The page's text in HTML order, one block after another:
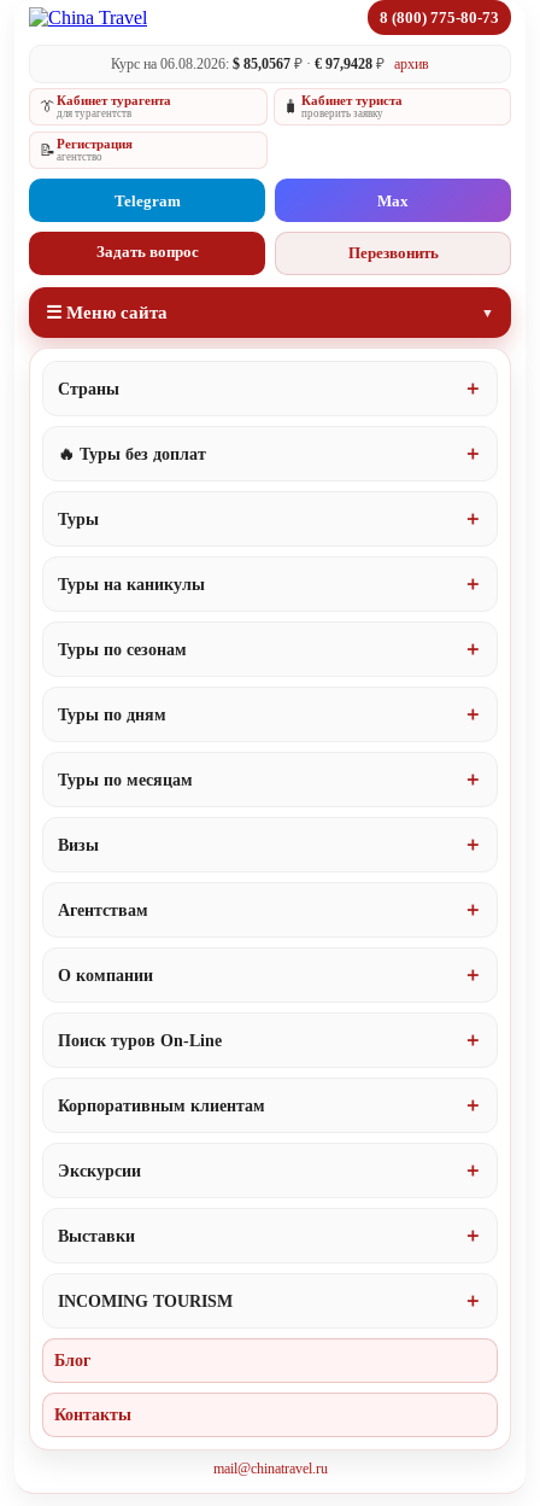
8 (800) 775-80-73
Курс на 06.08.2026: $ 85,0567 ₽ · € 97,9428 ₽ архив
👔Кабинет турагента
для турагентств 🧳 Кабинет туриста
проверить заявку
📝Регистрация
агентство
Telegram Max
Задать вопрос Перезвонить
☰ Меню сайта
Страны
🔥 Туры без доплат
Туры
Туры на каникулы
Туры по сезонам
Туры по дням
Туры по месяцам
Визы
Агентствам
О компании
Поиск туров On-Line
Корпоративным клиентам
Экскурсии
Выставки
INCOMING TOURISM
Блог
Контакты
mail@chinatravel.ru